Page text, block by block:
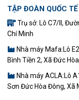
TẬP ĐOÀN QUỐC
Trụ sở: Lô C7/II,
Chí Minh
Nhà máy Mafa:Lô
Bình Tiền 2, Xã Đức
Nhà máy ACLA:Lô
Sơn Đức Hòa Đông, Xã